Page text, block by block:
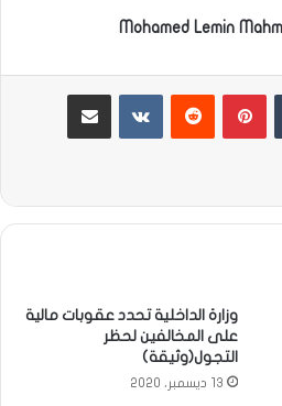
بينتيريست مشاركة عبر البريد
وزارة الداخلية تحدد عقوبات مالية
على المخالفين لحظر
التجول(وثيقة)
13 ديسمبر، 2020